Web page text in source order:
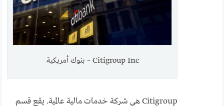
Citigroup Inc – بنوك أمريكية
Citigroup هي شركة خدمات مالية عالمية. يقع قسم